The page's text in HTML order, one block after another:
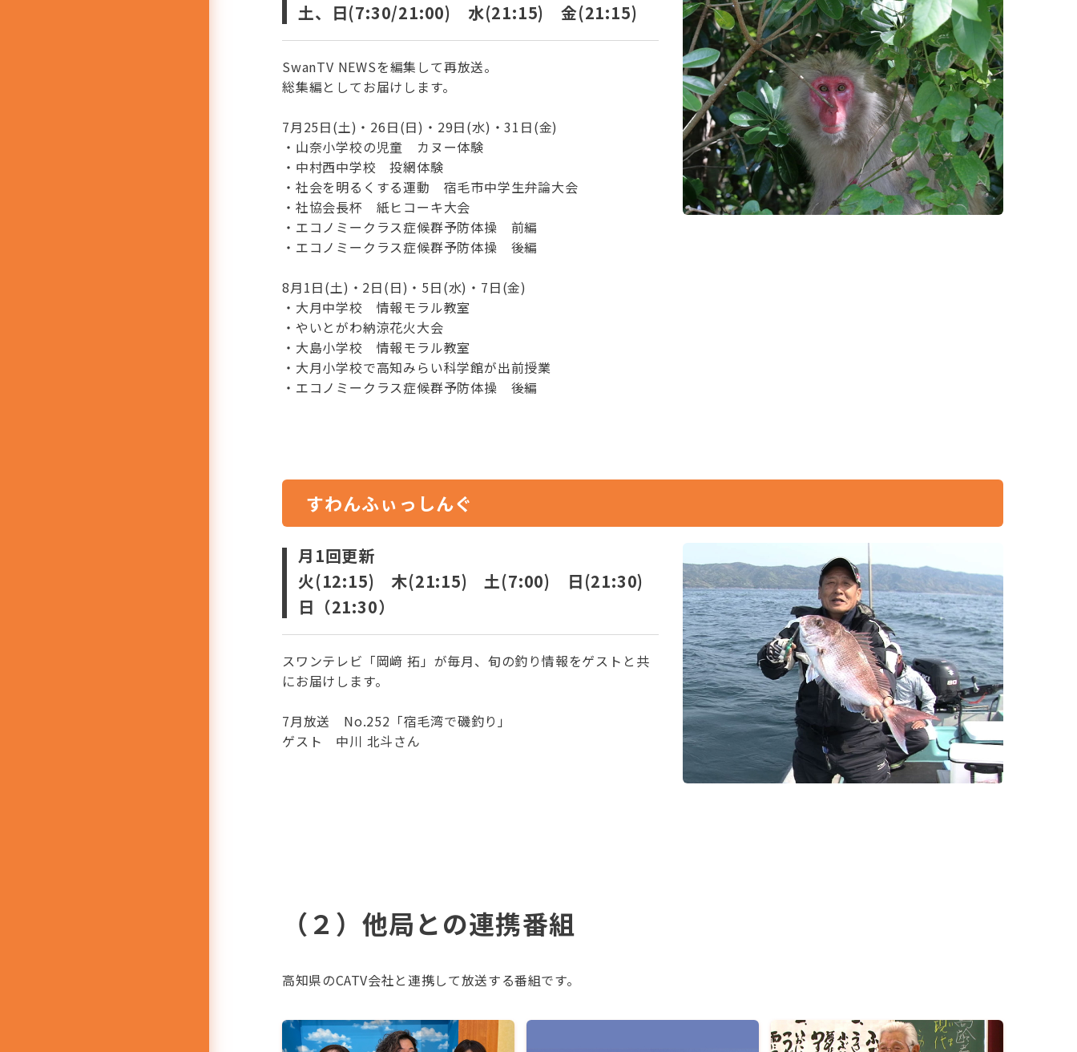
土、日(7:30/21:00) 水(21:15) 金(21:15)
SwanTV NEWSを編集して再放送。
総集編としてお届けします。
7月25日(土)・26日(日)・29日(水)・31日(金)
・山奈小学校の児童 カヌー体験
・中村西中学校 投網体験
・社会を明るくする運動 宿毛市中学生弁論大会
・社協会長杯 紙ヒコーキ大会
・エコノミークラス症候群予防体操 前編
・エコノミークラス症候群予防体操 後編
8月1日(土)・2日(日)・5日(水)・7日(金)
・大月中学校 情報モラル教室
・やいとがわ納涼花火大会
・大島小学校 情報モラル教室
・大月小学校で高知みらい科学館が出前授業
・エコノミークラス症候群予防体操 後編
すわんふぃっしんぐ
月1回更新
火(12:15) 木(21:15) 土(7:00) 日(21:30)
日（21:30）
スワンテレビ「岡﨑 拓」が毎月、旬の釣り情報をゲストと共
にお届けします。
7月放送 No.252「宿毛湾で磯釣り」
ゲスト 中川 北斗さん
（２）他局との連携番組
高知県のCATV会社と連携して放送する番組です。